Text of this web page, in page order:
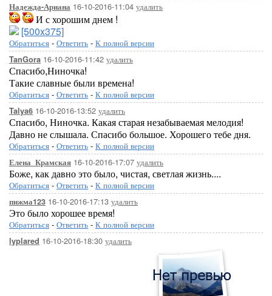
Надежда-Ариана 16-10-2016-11:04 удалить
И с хорошим днем !
[500x375]
Обратиться - Ответить - К полной версии
TanGora 16-10-2016-11:42 удалить
Спасибо,Ниночка!
Такие славные были времена!
Обратиться - Ответить - К полной версии
Talya6 16-10-2016-13:52 удалить
Спасибо, Ниночка. Какая старая незабываемая мелодия!
Давно не слышала. Спасибо большое. Хорошего тебе дня.
Обратиться - Ответить - К полной версии
Елена_Крамская 16-10-2016-17:07 удалить
Боже, как давно это было, чистая, светлая жизнь....
Обратиться - Ответить - К полной версии
пижма123 16-10-2016-17:13 удалить
Это было хорошее время!
Обратиться - Ответить - К полной версии
lyplared 16-10-2016-18:30 удалить